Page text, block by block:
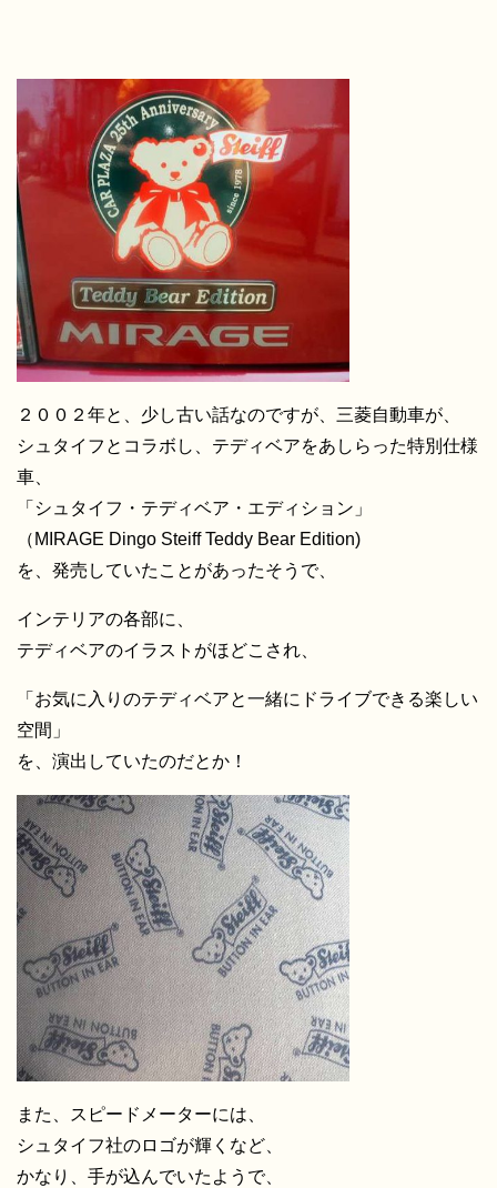
２００２年と、少し古い話なのですが、三菱自動車が、
シュタイフとコラボし、テディベアをあしらった特別仕様
車、
「シュタイフ・テディベア・エディション」
（MIRAGE Dingo Steiff Teddy Bear Edition)
を、発売していたことがあったそうで、
インテリアの各部に、
テディベアのイラストがほどこされ、
「お気に入りのテディベアと一緒にドライブできる楽しい
空間」
を、演出していたのだとか！
また、スピードメーターには、
シュタイフ社のロゴが輝くなど、
かなり、手が込んでいたようで、